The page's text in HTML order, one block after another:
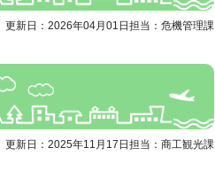
更新日：2026年04月01日 担当：危機管理課
更新日：2025年11月17日 担当：商工観光課